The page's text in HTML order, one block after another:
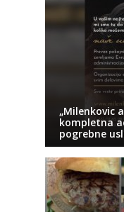
„Milenkovic
kompletna
pogrebne